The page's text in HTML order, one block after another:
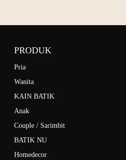
PRODUK
Pria
Wanita
KAIN BATIK
Anak
Couple / Sarimbit
BATIK NU
Homedecor